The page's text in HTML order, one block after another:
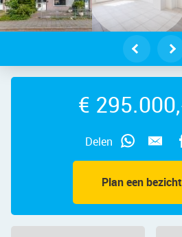
Plan een
Delen
€